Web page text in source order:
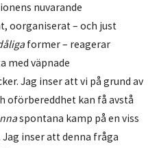
nuvarande
oorganiserat – och just
former – reagerar
med väpnade
Jag inser att vi på grund av
oförbereddhet kan få avstå
spontana kamp på en viss
inser att denna fråga